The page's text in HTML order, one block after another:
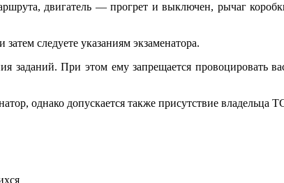
двигатель — прогрет и выключен, рычаг
следуете указаниям экзаменатора.
При этом ему запрещается провоцировать
однако допускается также присутствие владельца